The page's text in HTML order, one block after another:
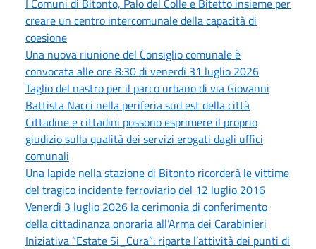
creare un centro intercomunale della capacità di
coesione
Una nuova riunione del Consiglio comunale è
convocata alle ore 8:30 di venerdì 31 luglio 2026
Taglio del nastro per il parco urbano di via Giovanni
Battista Nacci nella periferia sud est della città
Cittadine e cittadini possono esprimere il proprio
giudizio sulla qualità dei servizi erogati dagli uffici
comunali
Una lapide nella stazione di Bitonto ricorderà le vittime
del tragico incidente ferroviario del 12 luglio 2016
Venerdì 3 luglio 2026 la cerimonia di conferimento
della cittadinanza onoraria all’Arma dei Carabinieri
Iniziativa “Estate Si_Cura”: riparte l’attività dei punti di